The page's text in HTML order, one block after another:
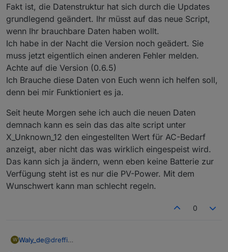
Der Wert ToHome_Power scheint der Wert zu sein, der
in der App als eingespeiste Leistung angezeigt wird.
Also das was in der Ansicht aus dem Powerstream
"rausgeht" bzw. vielleicht in die "anderen Verbraucher"
rein.
Problem: viele Werte werden derzeit mit dem alten Script
zeitweise gar nicht oder nur sehr selten aktualisiert.
Betroffen sind z.B. PV1_Power, PV2_Power und leider
auch Batt_Poz.
Die Werte der Delta 2 werden sauber aktualisiert.
verschluckt sich dann die Logik, da mit alten
Einspeisesollwerten gerechnet wird.
Ich habe derzeit auch im alten Script (0.5.2)
ToHome_Power durch X_Unknown_12 ersetzt und es
regelt jetzt sauber.
X_Unknown_12 entspricht definitiv dem Wert, der in der
App am Schieberegler für den Leistungsbedarf am AC
Ausgang (Grundlast) eingestellt wird.
Nachtrag: für battPozOn/Off greife ich erstmal direkt auf
den Wert SOC der Delta 2 zu.
Fakt ist, die Datenstruktur hat sich durch die Updates
grundlegend geändert. Ihr müsst auf das neue Script,
wenn Ihr brauchbare Daten haben wollt.
Ich habe in der Nacht die Version noch geädert. Sie
muss jetzt eigentlich einen anderen Fehler melden.
Achte auf die Version (0.6.5)
Ich Brauche diese Daten von Euch wenn ich helfen soll,
denn bei mir Funktioniert es ja.
Seit heute Morgen sehe ich auch die neuen Daten
demnach kann es sein das das alte script unter
X_Unknown_12 den eingestellten Wert für AC-Bedarf
anzeigt, aber nicht das was wirklich eingespeist wird.
Das kann sich ja ändern, wenn eben keine Batterie zur
Verfügung steht ist es nur die PV-Power. Mit dem
Wunschwert kann man schlecht regeln.
0
W Waly_de@dreffi